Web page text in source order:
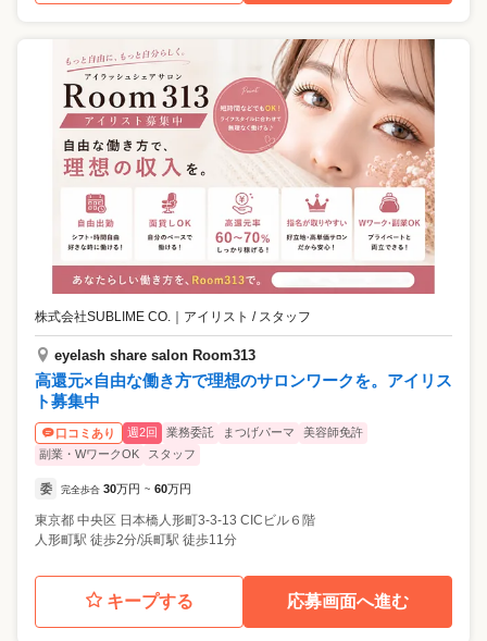
株式会社SUBLIME CO. ｜ アイリスト / スタッフ
eyelash share salon Room313
高還元×自由な働き方で理想のサロンワークを。アイリス
ト募集中
口コミあり 週2回 業務委託 まつげパーマ
美容師免許
副業・WワークOK
スタッフ
委 完全歩合 30万円 ~ 60万円
東京都 中央区 日本橋人形町3-3-13 CICビル６階
人形町駅 徒歩2分/浜町駅 徒歩11分
キープする 応募画面へ進む